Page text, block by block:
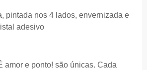
pintada nos 4 lados, envernizada e
adesivo
amor e ponto! são únicas. Cada